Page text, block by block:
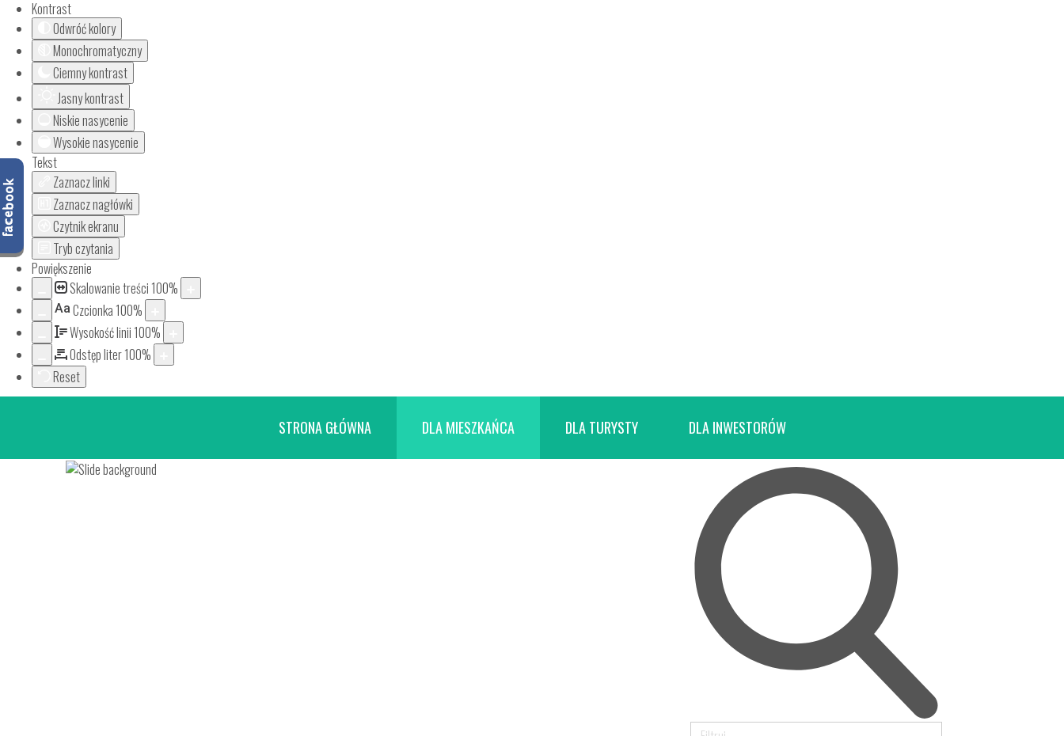
Kontrast
Odwróć kolory
Monochromatyczny
Ciemny kontrast
Jasny kontrast
Niskie nasycenie
Wysokie nasycenie
Tekst
Zaznacz linki
Zaznacz nagłówki
Czytnik ekranu
Tryb czytania
Powiększenie
Skalowanie treści 100%
Aa Czcionka 100%
Wysokość linii 100%
Odstęp liter100%
Reset
STRONA GŁÓWNA DLA MIESZKAŃCA DLA TURYSTY DLA INWESTORÓW